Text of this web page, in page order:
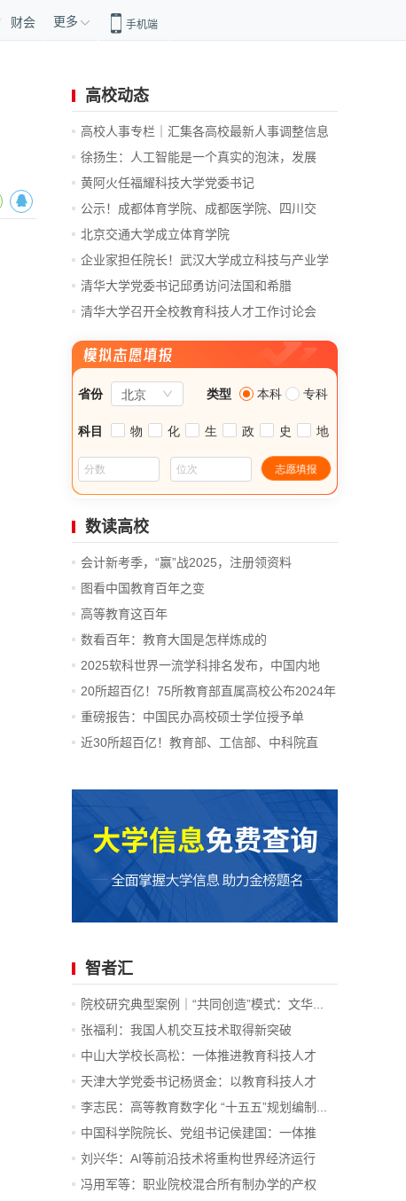
财会 更多 手机端
高校动态
高校人事专栏｜汇集各高校最新人事调整信息
徐扬生：人工智能是一个真实的泡沫，发展
前...
黄阿火任福耀科技大学党委书记
公示！成都体育学院、成都医学院、四川交
通...
北京交通大学成立体育学院
企业家担任院长！武汉大学成立科技与产业学
院
清华大学党委书记邱勇访问法国和希腊
清华大学召开全校教育科技人才工作讨论会
数读高校
会计新考季，“赢”战2025，注册领资料
图看中国教育百年之变
高等教育这百年
数看百年：教育大国是怎样炼成的
2025软科世界一流学科排名发布，中国内地
14...
20所超百亿！75所教育部直属高校公布2024年
决算
重磅报告：中国民办高校硕士学位授予单
位、...
近30所超百亿！教育部、工信部、中科院直
智者汇
院校研究典型案例｜“共同创造”模式：文华...
张福利：我国人机交互技术取得新突破
中山大学校长高松：一体推进教育科技人才
发...
天津大学党委书记杨贤金：以教育科技人才
一...
李志民：高等教育数字化 “十五五”规划编制...
中国科学院院长、党组书记侯建国：一体推
进...
刘兴华：AI等前沿技术将重构世界经济运行
底...
冯用军等：职业院校混合所有制办学的产权